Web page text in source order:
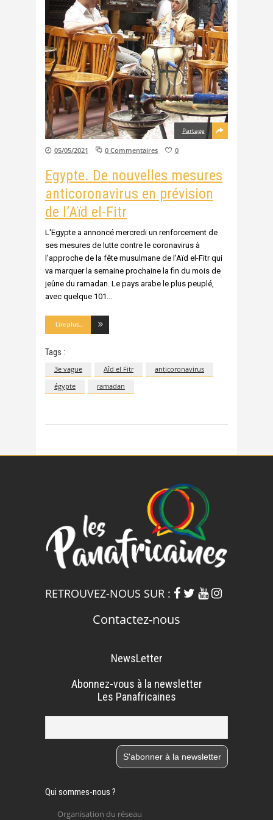
Partage
05/05/2021 0 Commentaires 0
Egypte. De nouvelles mesures
anticoronavirus en prévision
de l’Aïd el-Fitr
L'Egypte a annoncé mercredi un renforcement de
ses mesures de lutte contre le coronavirus à
l'approche de la fête musulmane de l'Aïd el-Fitr qui
va marquer la semaine prochaine la fin du mois de
jeûne du ramadan. Le pays arabe le plus peuplé,
avec quelque 101
Lire plus...
Tags :
3e vague Aîd el Fitr
anticoronavirus
égypte
ramadan
RETROUVEZ-NOUS SUR :
Contactez-nous
NewsLetter
Abonnez-vous à la newsletter
Les Panafricaines
Qui sommes-nous ?
Organisation du réseau